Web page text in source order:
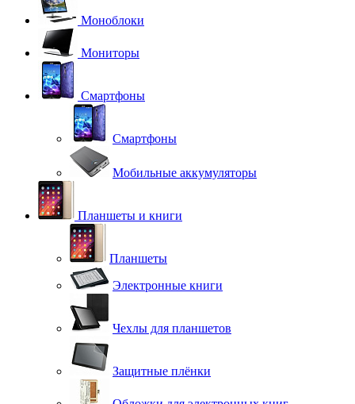
Моноблоки
Мониторы
Смартфоны
Смартфоны
Мобильные аккумуляторы
Планшеты и книги
Планшеты
Электронные книги
Чехлы для планшетов
Защитные плёнки